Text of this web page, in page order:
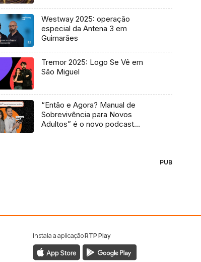
Westway 2025: operação
especial da Antena 3 em
Guimarães
Tremor 2025: Logo Se Vê em
São Miguel
“Então e Agora? Manual de
Sobrevivência para Novos
Adultos” é o novo podcast
PUB
Instala a aplicaçãoRTP Play